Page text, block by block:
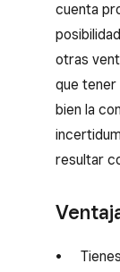
cuenta
otras
que tener
bien la
resultar